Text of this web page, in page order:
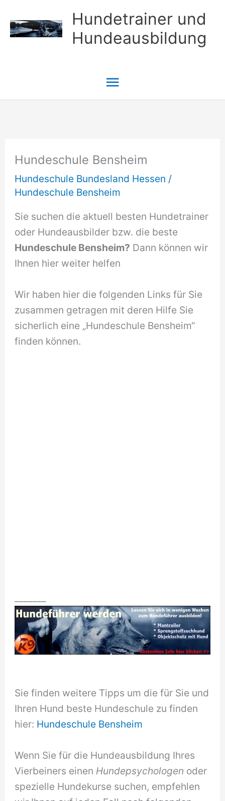
Inhalt
springen
Hundetrainer und
Hundeausbildung
Hauptmenü
Hundeschule Bensheim
Hundeschule Bundesland Hessen /
Hundeschule Bensheim
Sie suchen die aktuell besten Hundetrainer
oder Hundeausbilder bzw. die beste
Hundeschule Bensheim? Dann können wir
Ihnen hier weiter helfen
Wir haben hier die folgenden Links für Sie
zusammen getragen mit deren Hilfe Sie
sicherlich eine „Hundeschule Bensheim“
finden können.
Sie finden weitere Tipps um die für Sie und
Ihren Hund beste Hundeschule zu finden
hier: Hundeschule Bensheim
Wenn Sie für die Hundeausbildung Ihres
Vierbeiners einen Hundepsychologen oder
spezielle Hundekurse suchen, empfehlen